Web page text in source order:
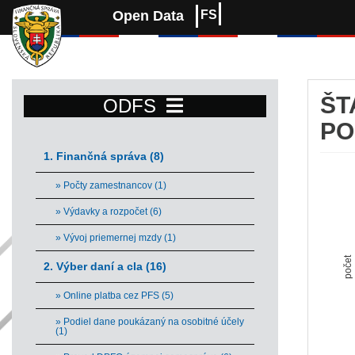
Open Data FS
ODFS
1. Finančná správa (8)
» Počty zamestnancov (1)
» Výdavky a rozpočet (6)
» Vývoj priemernej mzdy (1)
2. Výber daní a cla (16)
» Online platba cez PFS (5)
» Podiel dane poukázaný na osobitné účely
(1)
počet